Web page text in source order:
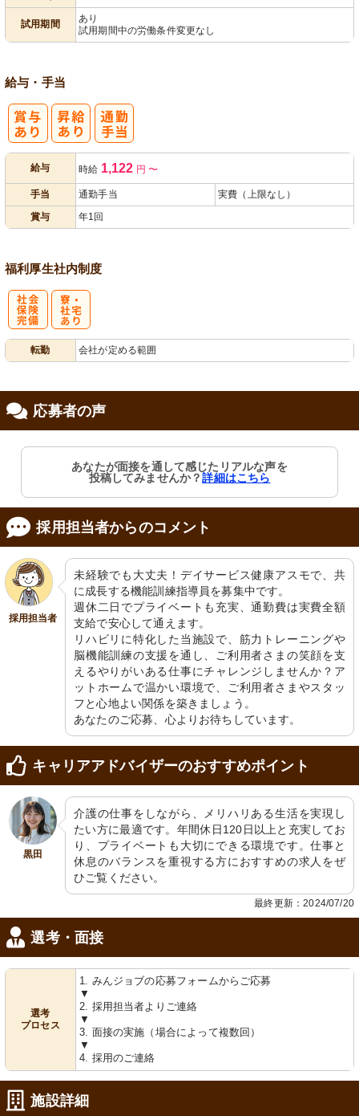
試用期間
あり
試用期間中の労働条件変更なし
給与・手当
給与 時給 1,122 円 〜
手当 通勤手当
実費（上限なし）
賞与
年1回
福利厚生社内制度
転勤 会社が定める範囲
応募者の声
あなたが面接を通して感じたリアルな声を
投稿してみませんか？詳細はこちら
採用担当者からのコメント
採用担当者
未経験でも大丈夫！デイサービス健康アスモで、共
に成長する機能訓練指導員を募集中です。
週休二日でプライベートも充実、通勤費は実費全額
支給で安心して通えます。
リハビリに特化した当施設で、筋力トレーニングや
脳機能訓練の支援を通し、ご利用者さまの笑顔を支
えるやりがいある仕事にチャレンジしませんか？ア
ットホームで温かい環境で、ご利用者さまやスタッ
フと心地よい関係を築きましょう。
あなたのご応募、心よりお待ちしています。
キャリアアドバイザーのおすすめポイント
黒田
介護の仕事をしながら、メリハリある生活を実現し
たい方に最適です。年間休日120日以上と充実してお
り、プライベートも大切にできる環境です。仕事と
休息のバランスを重視する方におすすめの求人をぜ
ひご覧ください。
最終更新：2024/07/20
選考・面接
選考
プロセス
1. みんジョブの応募フォームからご応募
▼
2. 採用担当者よりご連絡
▼
3. 面接の実施（場合によって複数回）
▼
4. 採用のご連絡
施設詳細